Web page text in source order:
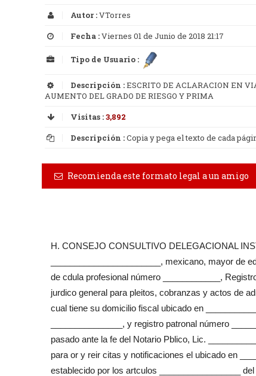
Autor :VTorres
Fecha :Viernes 01 de Junio de 2018 21:17
Tipo de Usuario :
Descripción :ESCRITO DE ACLARACION EN
AUMENTO DEL GRADO DE RIESGO Y PRIMA
Visitas :3,892
Descripción :Copia y pega el texto de cada
Recomienda este formato legal a un amigo
H. CONSEJO CONSULTIVO DELEGACIONAL
_______________________, mexicano, mayor de
de cdula profesional número ____________,
jurdico general para pleitos, cobranzas y actos de
cual tiene su domicilio fiscal ubicado en
_______________, y registro patronal número
pasado ante la fe del Notario Pblico, Lic.
para or y reir citas y notificaciones el ubicado en
establecido por los artculos _________________